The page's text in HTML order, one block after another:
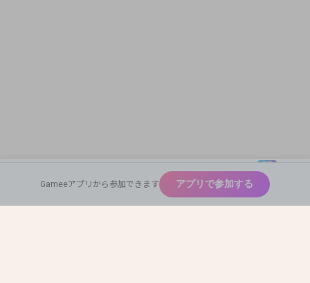
Auto Match
注目
広めたい
神ゲー
Gameeアプリから参加できます アプリで参加する